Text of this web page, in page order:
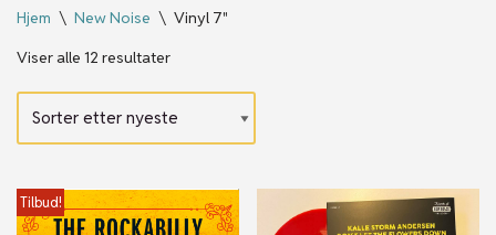
Hjem \ New Noise \ Vinyl 7"
Viser alle 12 resultater
Tilbud!